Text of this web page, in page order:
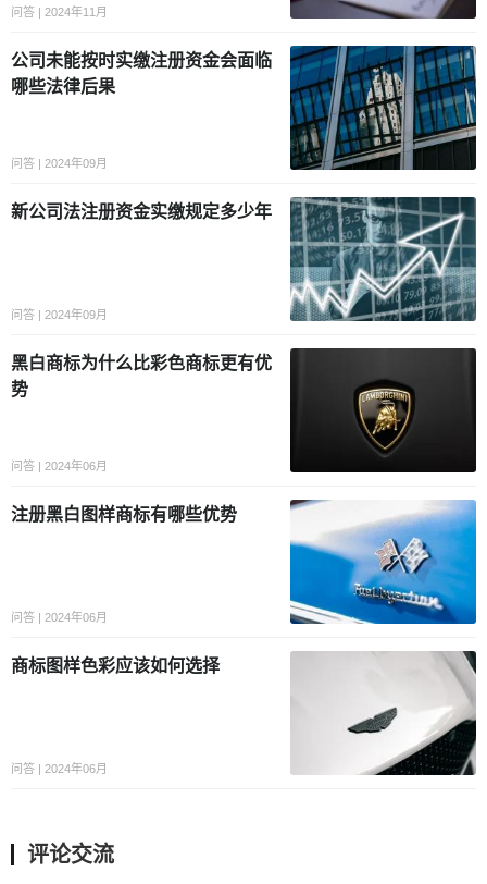
问答 | 2024年11月
公司未能按时实缴注册资金会面临
哪些法律后果
问答 | 2024年09月
新公司法注册资金实缴规定多少年
问答 | 2024年09月
黑白商标为什么比彩色商标更有优
势
问答 | 2024年06月
注册黑白图样商标有哪些优势
问答 | 2024年06月
商标图样色彩应该如何选择
问答 | 2024年06月
评论交流